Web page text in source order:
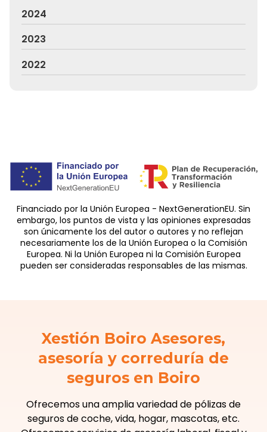
2024
2023
2022
Financiado por la Unión Europea - NextGenerationEU. Sin
embargo, los puntos de vista y las opiniones expresadas
son únicamente los del autor o autores y no reflejan
necesariamente los de la Unión Europea o la Comisión
Europea. Ni la Unión Europea ni la Comisión Europea
pueden ser consideradas responsables de las mismas.
Xestión Boiro Asesores,
asesoría y correduría de
seguros en Boiro
Ofrecemos una amplia variedad de pólizas de
seguros de coche, vida, hogar, mascotas, etc.